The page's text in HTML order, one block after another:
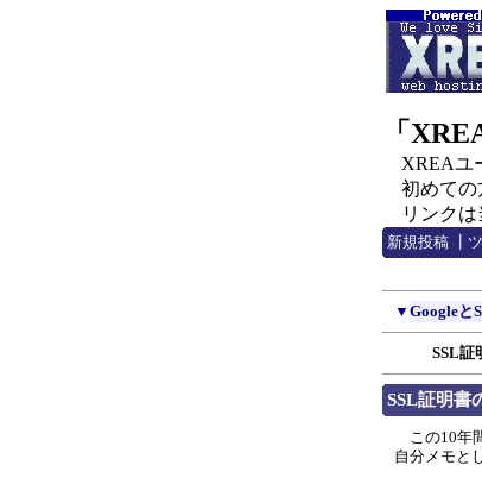
「
XREAユ
初めての
リンクは
新規投稿
▼ Googleと
SSL証
SSL証明書
この10年
自分メモと